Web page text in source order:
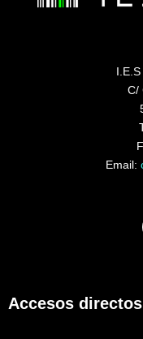
C/
Email:
Accesos directos